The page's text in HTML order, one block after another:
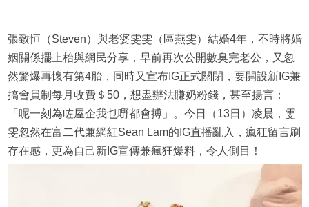
張致恒（Steven）與老婆雯雯（區燕雯）結婚4年，不時將婚
姻關係擺上枱與網民分享，早前再次公開數臭完老公，又忽
然驚爆再懷有第4胎，同時又宣布IG正式關閉，要開設新IG兼
搞會員制每月收費＄50，想盡辦法賺奶粉錢，甚至揚言：
「呢一刻為咗屋企我乜嘢都會搏」。今日（13日）凌晨，雯
雯忽然在富二代兼網紅Sean Lam的IG直播亂入，瘋狂留言刷
存在感，更為自己新IG宣傳兼瘋狂爆料，令人側目！